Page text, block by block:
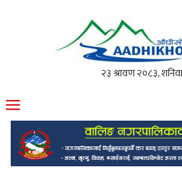
मोफसलकै लोकप्रिय अनलाइन पत्रिका